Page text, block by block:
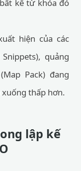
kể từ khóa đó
hiện của các
quảng
Pack) đang
thấp hơn.
lập kế